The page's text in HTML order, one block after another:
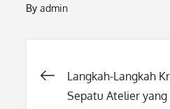
Byadmin
Post
Langkah-Langkah
Sepatu Atelier